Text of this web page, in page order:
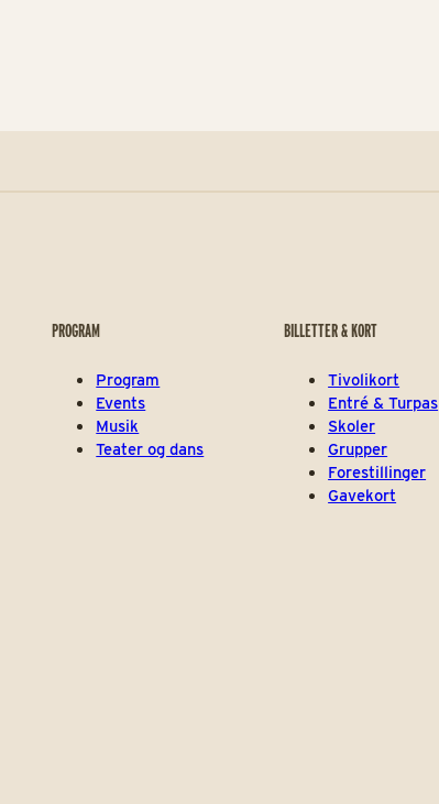
PROGRAM
Program
Events
Musik
Teater og dans
BILLETTER & KORT
Tivolikort
Entré & Turpas
Skoler
Grupper
Forestillinger
Gavekort